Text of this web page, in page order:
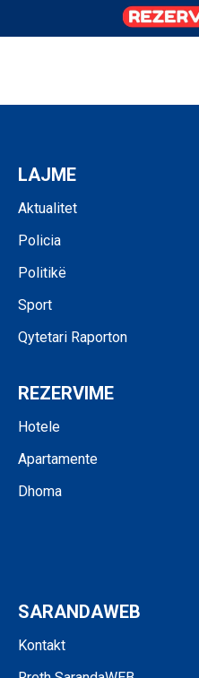
LAJME
Aktualitet
Policia
Politikë
Sport
Qytetari Raporton
REZERVIME
Hotele
Apartamente
Dhoma
SARANDAWEB
Kontakt